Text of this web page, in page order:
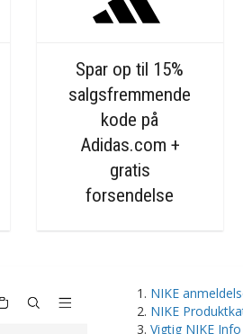
Spar op til 15%
salgsfremmende
kode på
Adidas.com +
gratis
forsendelse
NIKE
NIKE
Vigtig NIKE Info